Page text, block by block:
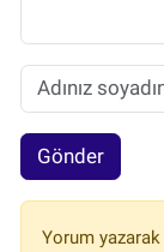
Gönder
Yorum yazarak